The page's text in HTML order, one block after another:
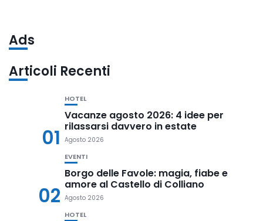
Ads
Articoli Recenti
01
HOTEL
Vacanze agosto 2026: 4 idee per
rilassarsi davvero in estate
Agosto 2026
02
EVENTI
Borgo delle Favole: magia, fiabe e
amore al Castello di Colliano
Agosto 2026
HOTEL